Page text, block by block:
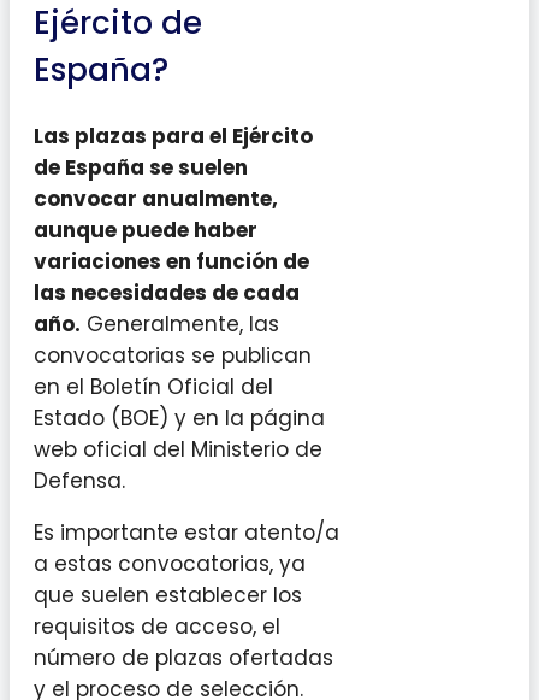
Ejército de
España?
Las plazas para el Ejército
de España se suelen
convocar anualmente,
aunque puede haber
variaciones en función de
las necesidades de cada
año. Generalmente, las
convocatorias se publican
en el Boletín Oficial del
Estado (BOE) y en la página
web oficial del Ministerio de
Defensa.
Es importante estar atento/a
a estas convocatorias, ya
que suelen establecer los
requisitos de acceso, el
número de plazas ofertadas
y el proceso de selección.